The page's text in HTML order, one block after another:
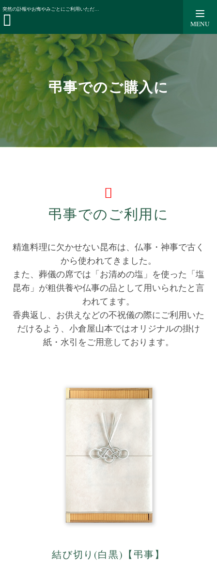
突然の訃報やお悔やみごとにご利用いただける詰合せ商品。オリジナルの水引、掛け紙で気持ちをお伝えいただけるようご用意いたしました。
MENU
知る・楽しむ 「贈る」想いを大切に
弔事でのご購入
に
弔事でのご購入に
弔事でのご利用に
精進料理に欠かせない昆布は、仏事・神事で古く
から使われてきました。
また、葬儀の席では「お清めの塩」を使った「塩
昆布」が粗供養や仏事の品として用いられたと言
われてます。
香典返し、お供えなどの不祝儀の際にご利用いた
だけるよう、小倉屋山本ではオリジナルの掛け
紙・水引をご用意しております。
結び切り(白黒)【弔事】